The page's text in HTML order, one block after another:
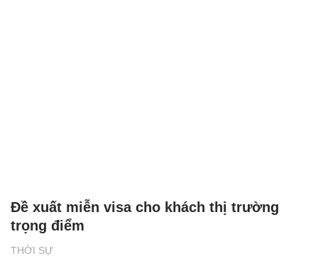
THỜI SỰ
Đề xuất miễn visa cho khách thị trường
trọng điểm